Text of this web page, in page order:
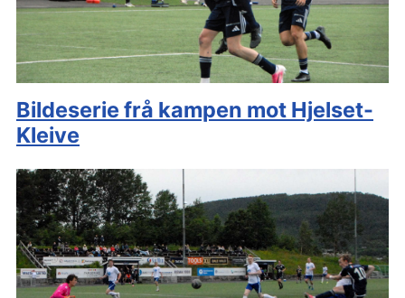
Bildeserie frå kampen mot Hjelset-
Kleive